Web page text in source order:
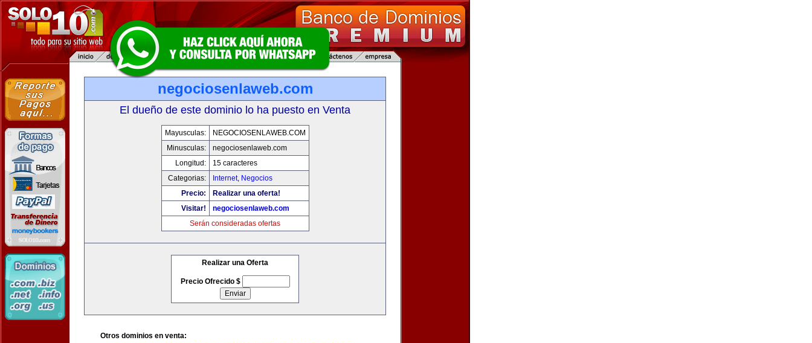
negociosenlaweb.com
El dueño de este dominio lo ha puesto en Venta
Mayusculas:
NEGOCIOSENLAWEB.COM
Minusculas:
negociosenlaweb.com
Longitud:
15 caracteres
Categorias:
Internet, Negocios
Precio:
Realizar una oferta!
Visitar!
negociosenlaweb.com
Serán consideradas ofertas
Realizar una Oferta
Precio Ofrecido $
Otros dominios en venta: